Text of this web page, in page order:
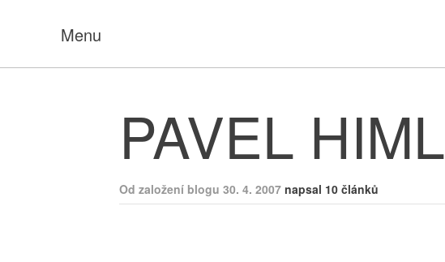
Menu
PAVEL HIML
Od založení blogu 30. 4. 2007 napsal 10 článků